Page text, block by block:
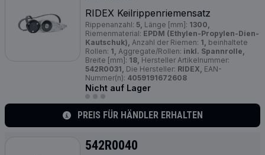
RIDEX Keilrippenriemensatz
Rippenanzahl: 5, Länge [mm]: 1300,
Riemenmaterial: EPDM (Ethylen-Propylen-Dien-
Kautschuk), Anzahl der Riemen: 1, beinhaltete
Rollen: 1, Aggregate/Rollen: inkl. Spannrolle,
Breite [mm]: 18, Hersteller Artikelnummer:
542R0031, Die Hersteller: RIDEX, EAN-
Nummer(n): 4059191672608
Nicht auf Lager
PREIS FÜR HÄNDLER ERHALTEN
542R0040